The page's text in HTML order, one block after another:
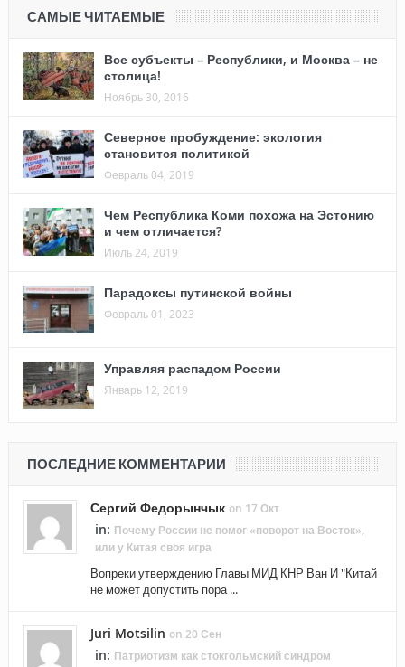
САМЫЕ ЧИТАЕМЫЕ
Все субъекты – Республики, и Москва – не
столица!
Ноябрь 30, 2016
Северное пробуждение: экология
становится политикой
Февраль 04, 2019
Чем Республика Коми похожа на Эстонию
и чем отличается?
Июль 24, 2019
Парадоксы путинской войны
Февраль 01, 2023
Управляя распадом России
Январь 12, 2019
ПОСЛЕДНИЕ КОММЕНТАРИИ
Сергий Федорынчык on 17 Окт
in: Почему России не помог «поворот на Восток»,
или у Китая своя игра
Вопреки утверждению Главы МИД КНР Ван И "Китай
не может допустить пора ...
Juri Motsilin on 20 Сен
in: Патриотизм как стокгольмский синдром